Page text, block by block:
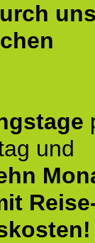
und